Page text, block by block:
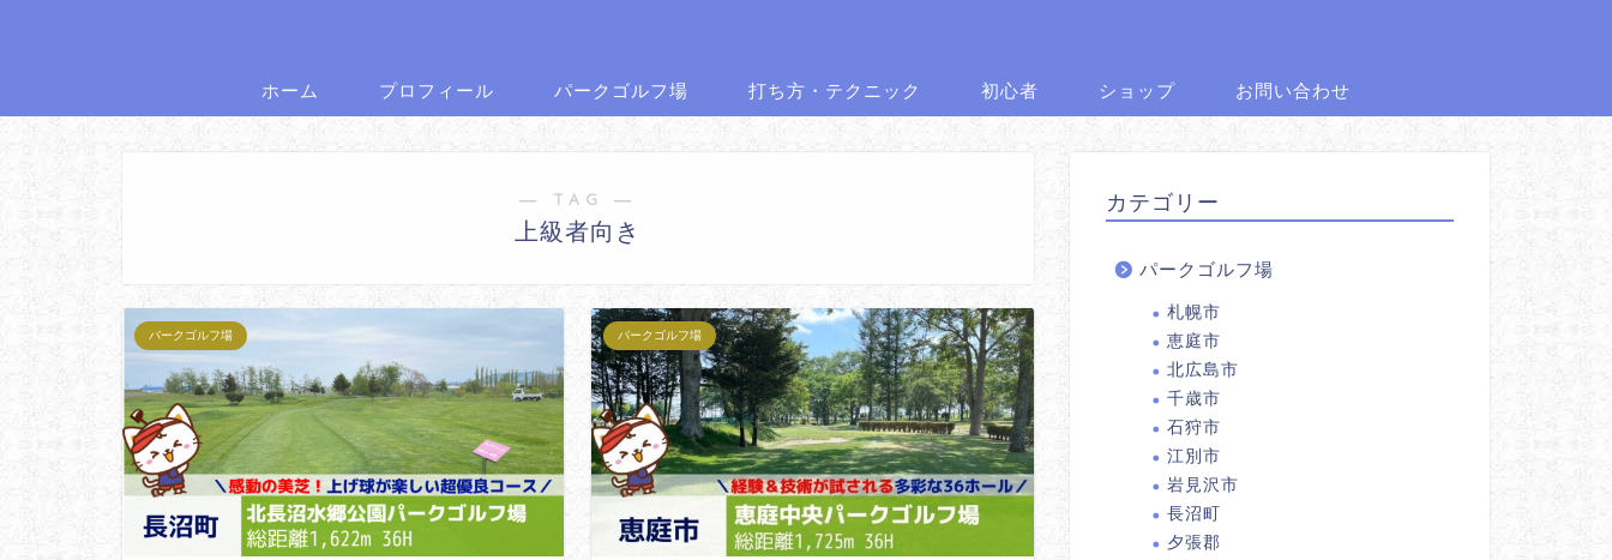
ホーム プロフィール パークゴルフ場 打ち方・テクニック 初心者 ショップ お問い合わせ
― TAG ―
上級者向き
パークゴルフ場 パークゴルフ場
カテゴリー
パークゴルフ場
札幌市
恵庭市
北広島市
千歳市
石狩市
江別市
岩見沢市
長沼町
夕張郡